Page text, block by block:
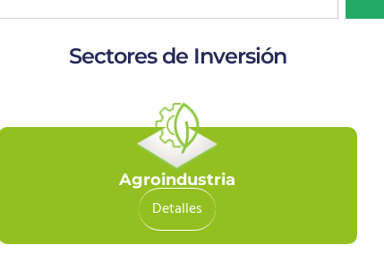
Sectores de Inversión
Agroindustria
Detalles